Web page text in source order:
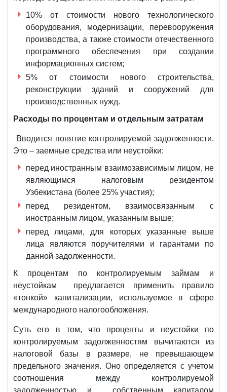
10% от стоимости нового технологического
оборудования, модернизации, перевооружения
производства, а также стоимости отечественного
программного обеспечения при создании
информационных систем;
5% от стоимости нового строительства,
реконструкции зданий и сооружений для
производственных нужд.
Расходы по процентам и отдельным затратам
Вводится понятие контролируемой задолженности.
Это – заемные средства или неустойки:
перед иностранным взаимозависимым лицом, не
являющимся налоговым резидентом
Узбекистана (более 25% участия);
перед резидентом, взаимосвязанным с
иностранным лицом, указанным выше;
перед лицами, для которых указанные выше
лица являются поручителями и гарантами по
данной задолженности.
К процентам по контролируемым займам и
неустойкам предлагается применить правило
«тонкой» капитализации, используемое в сфере
международного налогообложения.
Суть его в том, что проценты и неустойки по
контролируемым задолженностям вычитаются из
налоговой базы в размере, не превышающем
предельного значения. Оно определяется с учетом
соотношения между контролируемой
задолженностью и собственным капиталом